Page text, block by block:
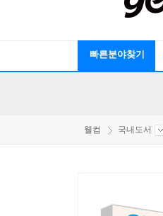
빠른분야찾기
웰컴 국내도서